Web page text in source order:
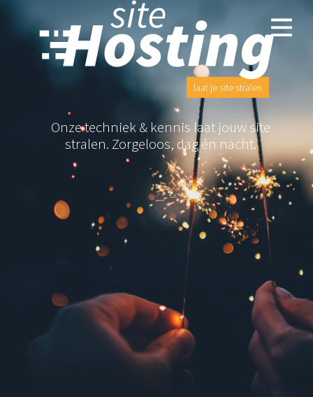
laat je site stralen
Onze techniek & kennis laat jouw site
stralen. Zorgeloos, dag én nacht.